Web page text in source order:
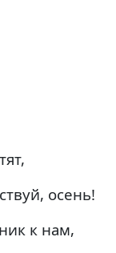
осень!
к нам,